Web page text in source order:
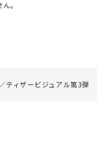
。
ィザービジュアル第3弾